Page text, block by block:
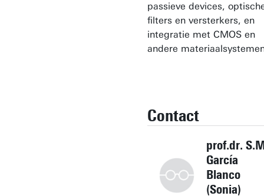
passieve devices,
filters en versterkers, en
integratie met CMOS en
andere
Contact
prof.dr.
García
Blanco
(Sonia)